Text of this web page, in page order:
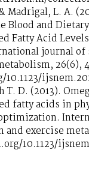
Madrigal, L. A.
Blood and
Fatty Acid
journal
26(6),
D. (2013).
fatty acids in
exercise
10.1123/